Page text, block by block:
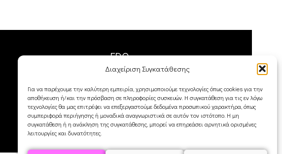
Διαχείριση Συγκατάθεσης
Για να παρέχουμε την καλύτερη εμπειρία, χρησιμοποιούμε τεχνολογίες όπως cookies για την
αποθήκευση ή/και την πρόσβαση σε πληροφορίες συσκευών. Η συγκατάθεση για τις εν λόγω
τεχνολογίες θα μας επιτρέψει να επεξεργαστούμε δεδομένα προσωπικού χαρακτήρα, όπως
συμπεριφορά περιήγησης ή μοναδικά αναγνωριστικά σε αυτόν τον ιστότοπο. Η μη
συγκατάθεση ή η ανάκληση της συγκατάθεσης, μπορεί να επηρεάσει αρνητικά ορισμένες
λειτουργίες και δυνατότητες.
FDQ
Αποστολές & Επιστροφές
Όροι και Προϋποθέσεις